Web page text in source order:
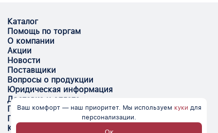
Каталог
Помощь по торгам
О компании
Акции
Новости
Поставщики
Вопросы о продукции
Юридическая информация
Доставка и оплата
Поставщикам
Помощь
Контакты
Ваш комфорт — наш приоритет. Мы используем куки для
персонализации.